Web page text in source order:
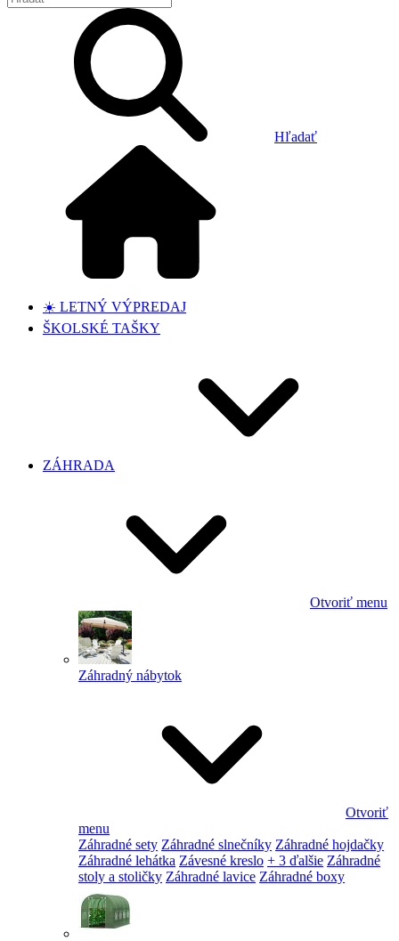
Hľadať
☀️ LETNÝ VÝPREDAJ
ŠKOLSKÉ TAŠKY
ZÁHRADA
Otvoriť menu
Záhradný nábytok
Otvoriť
menu
Záhradné sety Záhradné slnečníky Záhradné hojdačky
Záhradné lehátka Závesné kreslo + 3 ďalšie Záhradné
stoly a stoličky Záhradné lavice Záhradné boxy